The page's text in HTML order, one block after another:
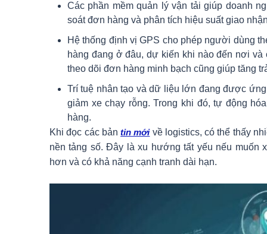
Các phần mềm quản lý vận tải giúp doanh
soát đơn hàng và phân tích hiệu suất giao
Hệ thống định vị GPS cho phép người dùng
hàng đang ở đâu, dự kiến khi nào đến nơi
theo dõi đơn hàng minh bạch cũng giúp tăng
Trí tuệ nhân tạo và dữ liệu lớn đang được
giảm xe chạy rỗng. Trong khi đó, tự động
hàng.
Khi đọc các bảntin mớivề logistics, có thể thấy
nền tảng số. Đây là xu hướng tất yếu nếu muốn
hơn và có khả năng cạnh tranh dài hạn.